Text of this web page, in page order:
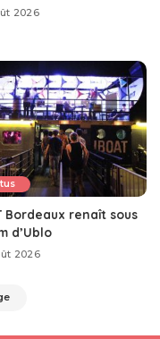
2026
Bordeaux renaît sous
d’Ublo
2026